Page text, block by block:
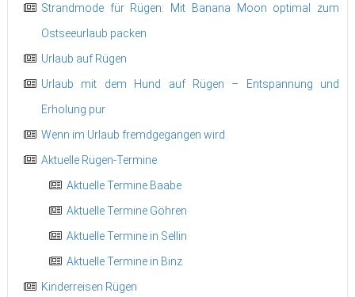
Strandmode für Rügen: Mit Banana Moon optimal zum
Ostseeurlaub packen
Urlaub auf Rügen
Urlaub mit dem Hund auf Rügen – Entspannung und
Erholung pur
Wenn im Urlaub fremdgegangen wird
Aktuelle Rügen-Termine
Aktuelle Termine Baabe
Aktuelle Termine Göhren
Aktuelle Termine in Sellin
Aktuelle Termine in Binz
Kinderreisen Rügen